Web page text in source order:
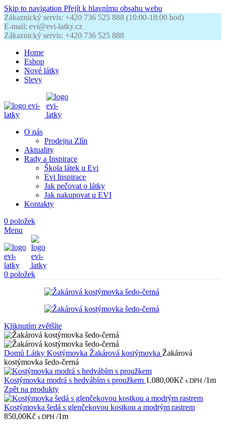
Skip to navigation Přejít k hlavnímu obsahu webu
Zákaznický servis: +420 736 525 888 (10:00-18:00 hod)
E-mail: evi@evi-latky.cz
Zákaznický servis: +420 736 525 888
Home
Eshop
Nové látky
Slevy
O nás
Prodejna Zlín
Aktuality
Rady a Inspirace
Škola látek u Evi
Evi Inspirace
Jak pečovat o látky
Jak nakupovat u EVI
Kontakty
0 položek
Menu
0 položek
Kliknutím zvětšíte
Domů Látky Kostýmovka Žakárová kostýmovka Žakárová
kostýmovka šedo-černá
Kostýmovka modrá s hedvábím s proužkem 1.080,00Kč s DPH /1m
Zpět na produkty
Kostýmovka šedá s glenčekovou kostkou a modrým rastrem
850,00Kč s DPH /1m